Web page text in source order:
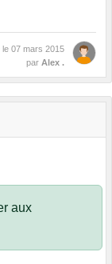
le 07 mars 2015
par Alex .
aux